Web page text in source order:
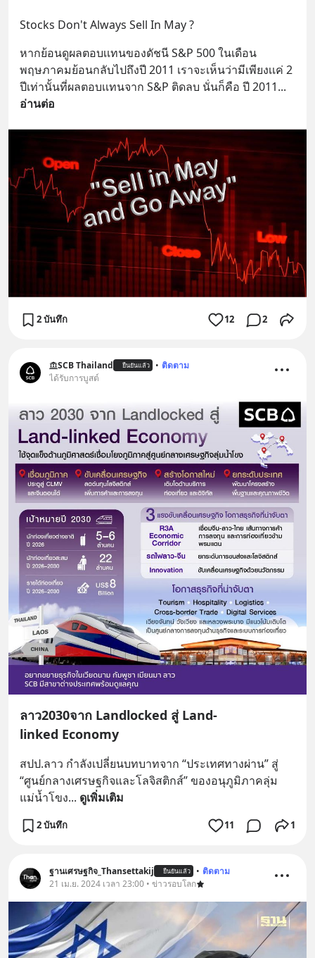
Stocks Don't Always Sell In May ?
หากย้อนดูผลตอบเเทนของดัชนี S&P 500 ในเดือน
พฤษภาคมย้อนกลับไปถึงปี 2011 เราจะเห็นว่ามีเพียงเเค่ 2
ปีเท่านั้นที่ผลตอบเเทนจาก S&P ติดลบ นั่นก็คือ ปี 2011
อ่านต่อ
2 บันทึก 12 2
SCB Thailand ยืนยันแล้ว • ติดตาม
ได้รับการบูสต์
ลาว2030จาก Landlocked สู่ Land-
linked Economy
สปป.ลาว กำลังเปลี่ยนบทบาทจาก “ประเทศทางผ่าน” สู่
“ศูนย์กลางเศรษฐกิจและโลจิสติกส์” ของอนุภูมิภาคลุ่ม
แม่น้ำโขง... ดูเพิ่มเติม
2 บันทึก 11 1
ฐานเศรษฐกิจ_Thansettakij ยืนยันแล้ว • ติดตาม
21 เม.ย. 2024 เวลา 23:00 • ข่าวรอบโลก